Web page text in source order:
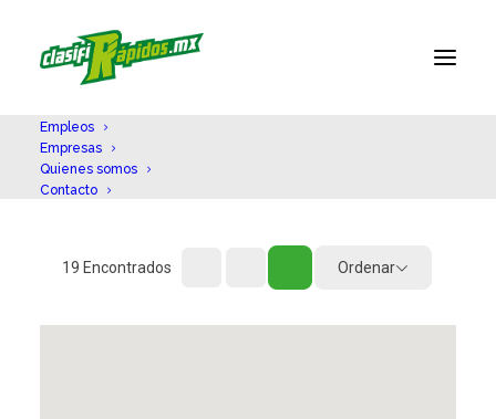
Empleos
Empresas
Quienes somos
Contacto
19 Encontrados Ordenar